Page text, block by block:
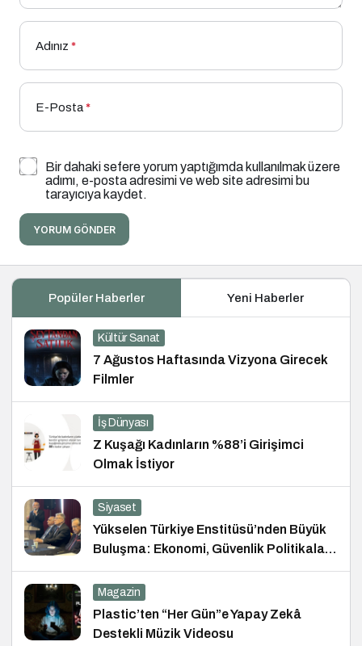
Adınız *
E-Posta*
Bir dahaki sefere yorum yaptığımda kullanılmak üzere
adımı, e-posta adresimi ve web site adresimi bu
tarayıcıya kaydet.
YORUM GÖNDER
Popüler Haberler Yeni Haberler
Kültür Sanat
7 Ağustos Haftasında Vizyona Girecek
Filmler
İş Dünyası
Z Kuşağı Kadınların %88’i Girişimci
Olmak İstiyor
Siyaset
Yükselen Türkiye Enstitüsü’nden Büyük
Buluşma: Ekonomi, Güvenlik Politikaları
ve Hukuk Konferansı
Magazin
Plastic’ten “Her Gün”e Yapay Zekâ
Destekli Müzik Videosu